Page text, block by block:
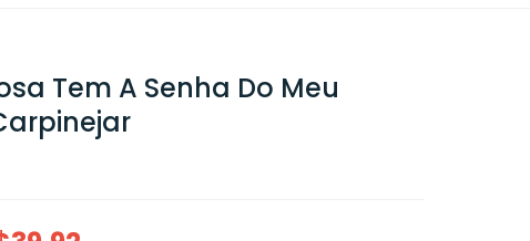
Tem A Senha Do Meu